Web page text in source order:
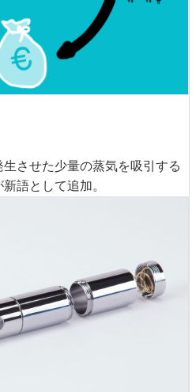
させた少量の蒸気を吸引する
新語として追加。